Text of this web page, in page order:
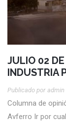
JULIO 02
INDUSTRIA
Publicado por Admin
Columna de
Avferro Ir por